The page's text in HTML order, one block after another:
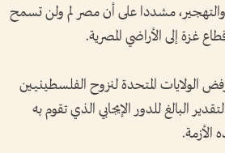
مشددا على أن مصر لم ولن تسمح
غزة إلى الأراضي المصرية.
الولايات المتحدة لنزوح الفلسطينيين
البالغ للدور الإيجابي الذي تقوم به
الأزمة.